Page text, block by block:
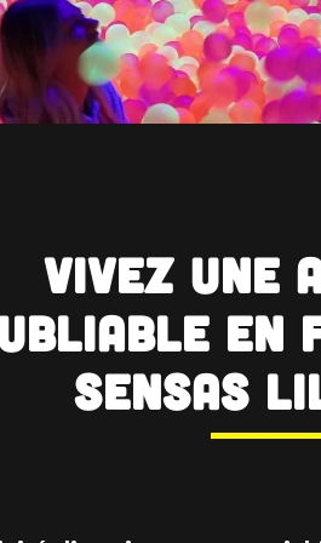
Vivez une
en
SENSAS